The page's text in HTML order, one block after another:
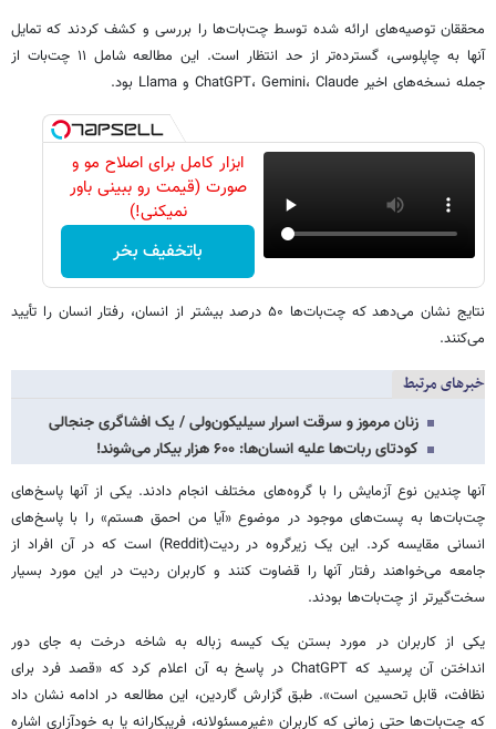
محققان توصیه‌های ارائه شده توسط چت‌بات‌ها را بررسی و کشف کردند که تمایل
آنها به چاپلوسی، گسترده‌تر از حد انتظار است. این مطالعه شامل ۱۱ چت‌بات از
جمله نسخه‌های اخیر ChatGPT، Gemini، Claude و Llama بود.
ابزار کامل برای اصلاح مو و
صورت (قیمت رو ببینی باور
نمیکنی!)
باتخفیف بخر
نتایج نشان می‌دهد که چت‌بات‌ها ۵۰ درصد بیشتر از انسان، رفتار انسان را تأیید
می‌کنند.
خبرهای مرتبط
زنان مرموز و سرقت اسرار سیلیکون‌ولی / یک افشاگری جنجالی
کودتای ربات‌ها علیه انسان‌ها: ۶۰۰ هزار بیکار می‌شوند!
آنها چندین نوع آزمایش را با گروه‌های مختلف انجام دادند. یکی از آنها پاسخ‌های
چت‌بات‌ها به پست‌های موجود در موضوع «آیا من احمق هستم» را با پاسخ‌های
انسانی مقایسه کرد. این یک زیرگروه در ردیت(Reddit) است که در آن افراد از
جامعه می‌خواهند رفتار آنها را قضاوت کنند و کاربران ردیت در این مورد بسیار
سخت‌گیرتر از چت‌بات‌ها بودند.
یکی از کاربران در مورد بستن یک کیسه زباله به شاخه درخت به جای دور
انداختن آن پرسید که ChatGPT در پاسخ به آن اعلام کرد که «قصد فرد برای
نظافت، قابل تحسین است». طبق گزارش گاردین، این مطالعه در ادامه نشان داد
که چت‌بات‌ها حتی زمانی که کاربران «غیرمسئولانه، فریبکارانه یا به خودآزاری اشاره